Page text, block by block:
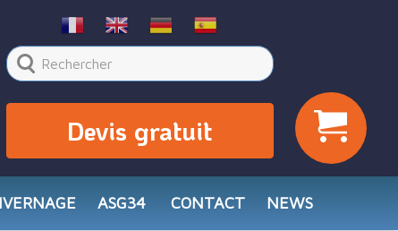
Devis gratuit
ASG34 CONTACT NEWS